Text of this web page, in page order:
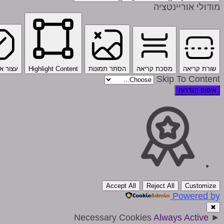
מודולי אוריינטציה
שורת קריאה מסכת קריאה הסתר תמונות Highlight Content עצור
Skip To Content
איפוס הגדרות
Customize
Reject All
Accept All
Powered by
✖
►
Necessary Cookies Always Active